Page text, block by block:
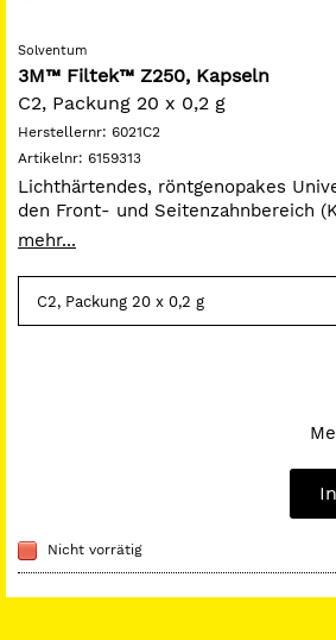
Solventum
3M™ Filtek™ Z250, Kapseln
C2, Packung 20 x 0,2 g
Herstellernr: 6021C2
Artikelnr: 6159313
Lichthärtendes, röntgenopakes
den Front- und Seitenzahnbereich
Onlays, Veneers und für den
reduzierter Polymerisationszeit.
den Chamäleon-Effekt, excellente
ideale Viskosität für Front- und
mehr...
Nicht vorrätig